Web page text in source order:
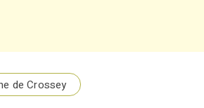
de Crossey